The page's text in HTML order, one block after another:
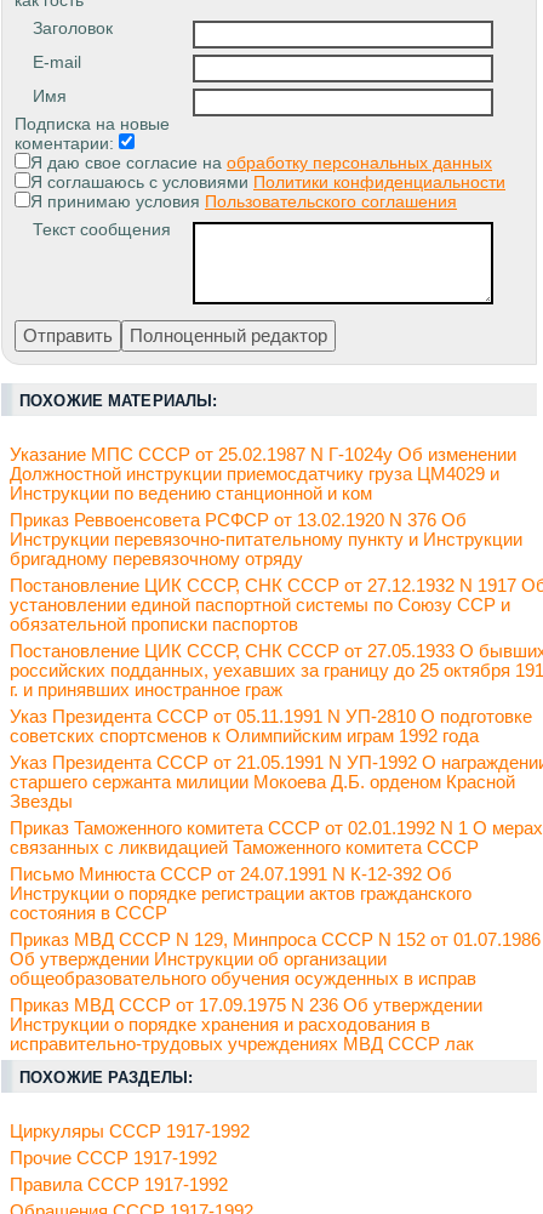
Заголовок
E-mail
Имя
Подписка на новые
коментарии:
Я даю свое согласие на обработку персональных данных
Я соглашаюсь с условиями Политики конфиденциальности
Я принимаю условия Пользовательского соглашения
Текст сообщения
ПОХОЖИЕ МАТЕРИАЛЫ:
Указание МПС СССР от 25.02.1987 N Г-1024у Об изменении
Должностной инструкции приемосдатчику груза ЦМ4029 и
Инструкции по ведению станционной и ком
Приказ Реввоенсовета РСФСР от 13.02.1920 N 376 Об
Инструкции перевязочно-питательному пункту и Инструкции
бригадному перевязочному отряду
Постановление ЦИК СССР, СНК СССР от 27.12.1932 N 1917
установлении единой паспортной системы по Союзу ССР и
обязательной прописки паспортов
Постановление ЦИК СССР, СНК СССР от 27.05.1933 О
российских подданных, уехавших за границу до 25 октября
г. и принявших иностранное граж
Указ Президента СССР от 05.11.1991 N УП-2810 О подготовке
советских спортсменов к Олимпийским играм 1992 года
Указ Президента СССР от 21.05.1991 N УП-1992 О
старшего сержанта милиции Мокоева Д.Б. орденом Красной
Звезды
Приказ Таможенного комитета СССР от 02.01.1992 N 1 О
связанных с ликвидацией Таможенного комитета СССР
Письмо Минюста СССР от 24.07.1991 N К-12-392 Об
Инструкции о порядке регистрации актов гражданского
состояния в СССР
Приказ МВД СССР N 129, Минпроса СССР N 152 от 01.07.1986
Об утверждении Инструкции об организации
общеобразовательного обучения осужденных в исправ
Приказ МВД СССР от 17.09.1975 N 236 Об утверждении
Инструкции о порядке хранения и расходования в
исправительно-трудовых учреждениях МВД СССР лак
ПОХОЖИЕ РАЗДЕЛЫ:
Циркуляры СССР 1917-1992
Прочие СССР 1917-1992
Правила СССР 1917-1992